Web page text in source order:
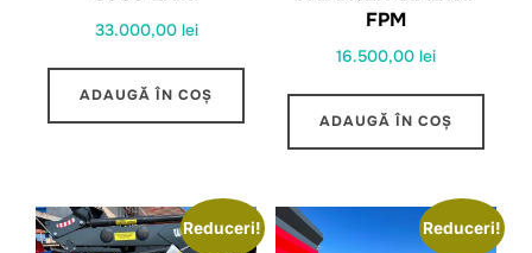
33.000,00 lei
ADAUGĂ ÎN COȘ
FPM
16.500,00 lei
ADAUGĂ ÎN COȘ
Reduceri! Reduceri!